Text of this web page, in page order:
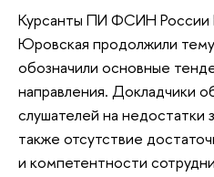
Курсанты ПИ ФСИН России
Юровская продолжили
обозначили основные
направления. Докладчики
слушателей на недостатки
также отсутствие
и компетентности